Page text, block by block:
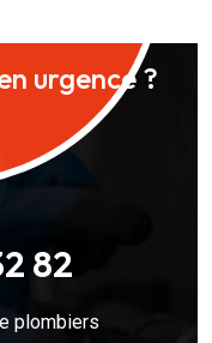
urgence ?
82
plombiers